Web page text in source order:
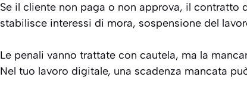
Se il cliente non paga o non approva, il contratto
stabilisce interessi di mora, sospensione del
Le penali vanno trattate con cautela, ma la
Nel tuo lavoro digitale, una scadenza mancata